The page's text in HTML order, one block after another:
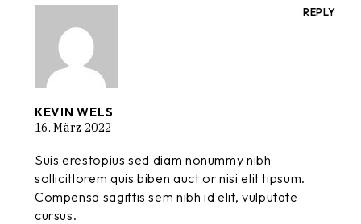
KEVIN WELS
16. März 2022
Suis erestopius sed diam nonummy nibh
sollicitlorem quis biben auct or nisi elit tipsum.
Compensa sagittis sem nibh id elit, vulputate
cursus.
REPLY